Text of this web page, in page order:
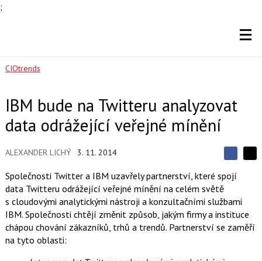
;
CIOtrends
IBM bude na Twitteru analyzovat
data odrážející veřejné mínění
ALEXANDER LICHÝ 3. 11. 2014
S
d
í
l
e
t
S
í
j
t
n
e
n
Společnosti Twitter a IBM uzavřely partnerství, které spojí
data Twitteru odrážející veřejné mínění na celém světě
s cloudovými analytickými nástroji a konzultačními službami
IBM. Společnosti chtějí změnit způsob, jakým firmy a instituce
chápou chování zákazníků, trhů a trendů. Partnerství se zaměří
na tyto oblasti: